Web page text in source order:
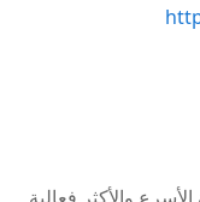
والأكثر فعالية